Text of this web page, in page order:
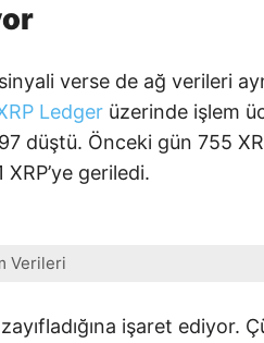
verse de ağ verileri
Ledger üzerinde işlem
düştü. Önceki gün 755
geriledi.
Verileri
işaret ediyor.